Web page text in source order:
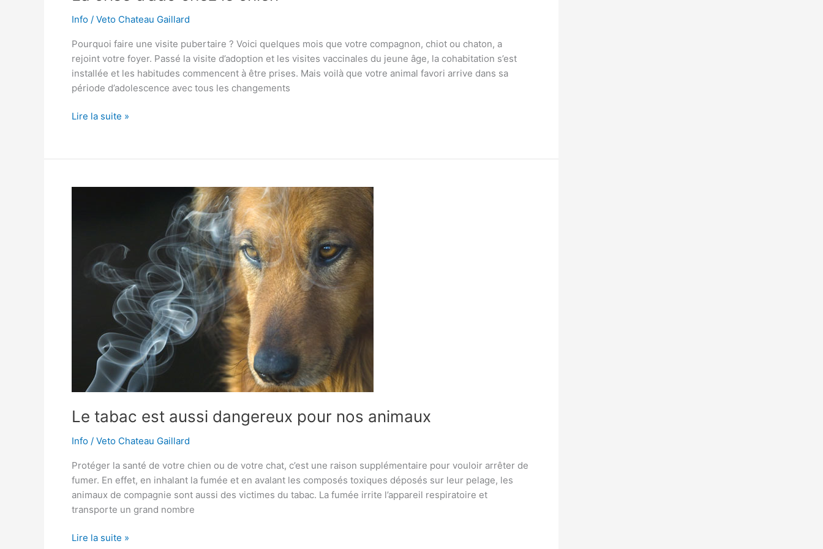
Info / Veto Chateau Gaillard
Pourquoi faire une visite pubertaire ? Voici quelques mois que votre compagnon, chiot ou chaton, a
rejoint votre foyer. Passé la visite d’adoption et les visites vaccinales du jeune âge, la cohabitation s’est
installée et les habitudes commencent à être prises. Mais voilà que votre animal favori arrive dans sa
période d’adolescence avec tous les changements
La
chez
chien
Lire la suite »
Le tabac est aussi dangereux pour nos animaux
Info / Veto Chateau Gaillard
Protéger la santé de votre chien ou de votre chat, c’est une raison supplémentaire pour vouloir arrêter de
fumer. En effet, en inhalant la fumée et en avalant les composés toxiques déposés sur leur pelage, les
animaux de compagnie sont aussi des victimes du tabac. La fumée irrite l’appareil respiratoire et
transporte un grand nombre
Le
Lire la suite »